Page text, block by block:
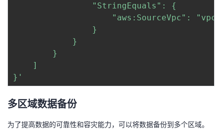
                "StringEquals": {
"aws:SourceVpc":
                }
            }
        }
    ]
}'
多区域数据备份
为了提高数据的可靠性和容灾能力，可以将数据备份到多个区域。